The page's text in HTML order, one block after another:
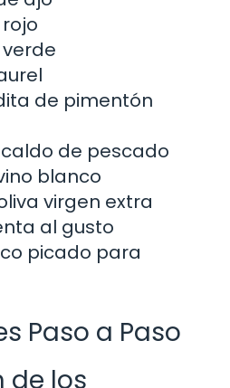
de pimentón
de pescado
blanco
virgen extra
al gusto
picado para
Paso a Paso
de los